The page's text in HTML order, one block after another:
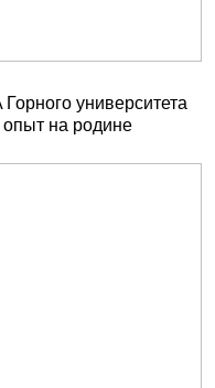
университета
опыт на родине